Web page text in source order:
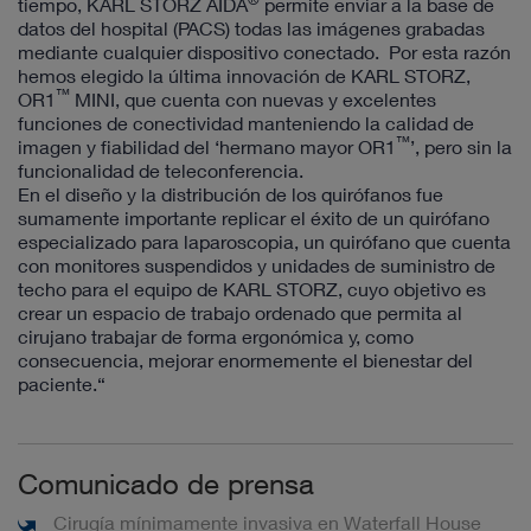
datos del hospital (PACS) todas las imágenes grabadas
mediante cualquier dispositivo conectado. Por esta razón
hemos elegido la última innovación de KARL STORZ,
OR1 ™ MINI, que cuenta con nuevas y excelentes
funciones de conectividad manteniendo la calidad de
imagen y fiabilidad del ‘hermano mayor OR1 ™’, pero sin la
funcionalidad de teleconferencia.
En el diseño y la distribución de los quirófanos fue
sumamente importante replicar el éxito de un quirófano
especializado para laparoscopia, un quirófano que cuenta
con monitores suspendidos y unidades de suministro de
techo para el equipo de KARL STORZ, cuyo objetivo es
crear un espacio de trabajo ordenado que permita al
cirujano trabajar de forma ergonómica y, como
consecuencia, mejorar enormemente el bienestar del
paciente.“
Comunicado de prensa
Cirugía mínimamente invasiva en Waterfall House